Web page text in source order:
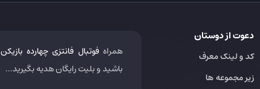
دعوت از دوستان
کد و لینک معرف
زیر مجموعه ها
همراه فوتبال فانتزی چهارده بازیکن
باشید و بلیت رایگان هدیه بگیرید...